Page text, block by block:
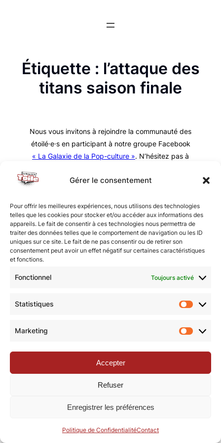
Gérer le consentement
Pour offrir les meilleures expériences, nous utilisons des technologies
telles que les cookies pour stocker et/ou accéder aux informations des
appareils. Le fait de consentir à ces technologies nous permettra de
traiter des données telles que le comportement de navigation ou les ID
uniques sur ce site. Le fait de ne pas consentir ou de retirer son
consentement peut avoir un effet négatif sur certaines caractéristiques
et fonctions.
Fonctionnel Toujours activé
Statistiques
Marketing
Accepter
Refuser
Enregistrer les préférences
Politique de ConfidentialitéContact
Étiquette : l’attaque des
titans saison finale
Nous vous invitons à rejoindre la communauté des
étoilé·e·s en participant à notre groupe Facebook
« La Galaxie de la Pop-culture ». N’hésitez pas à
© Revue de la Toile 2018 – 2026 | Thème Mesa WPEX par
WPExplorer